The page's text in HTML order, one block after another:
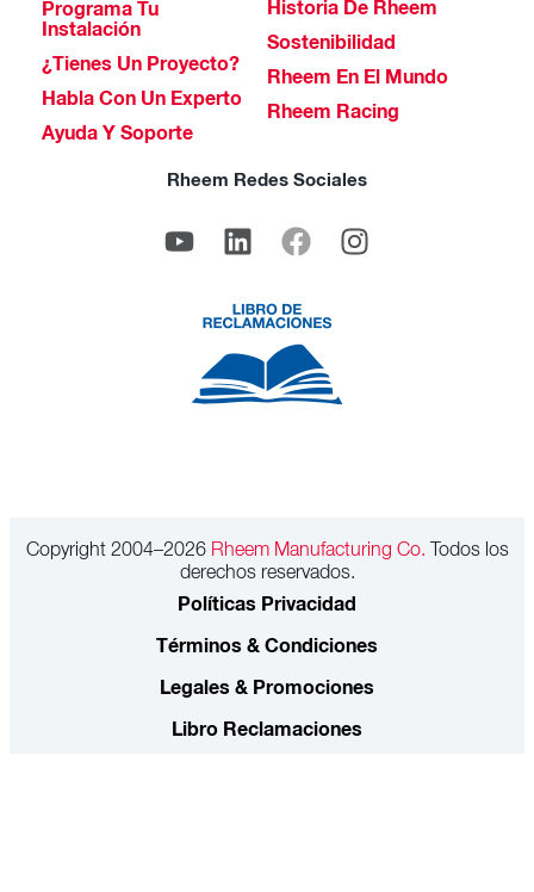
Programa Tu
Instalación
¿Tienes Un Proyecto?
Habla Con Un Experto
Ayuda Y Soporte
Historia De Rheem
Sostenibilidad
Rheem En El Mundo
Rheem Racing
Rheem Redes Sociales
Copyright 2004–2026Rheem Manufacturing Co. Todos los
derechos reservados.
Políticas Privacidad
Términos & Condiciones
Legales & Promociones
Libro Reclamaciones